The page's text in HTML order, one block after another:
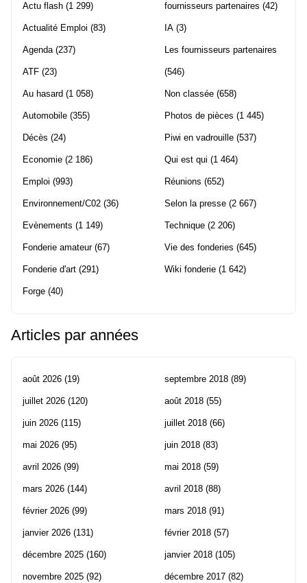
Actu flash (1 299)
Actualité Emploi (83)
Agenda(237)
ATF (23)
Au hasard (1 058)
Automobile (355)
Décès (24)
Economie (2 186)
Emploi (993)
Environnement/C02 (36)
Evènements (1 149)
Fonderie amateur(67)
Fonderie d'art (291)
Forge (40)
fournisseurs partenaires (42)
IA (3)
Les fournisseurs partenaires
(546)
Non classée (658)
Photos de pièces (1 445)
Piwi en vadrouille (537)
Qui est qui (1 464)
Réunions (652)
Selon la presse (2 667)
Technique (2 206)
Vie des fonderies (645)
Wiki fonderie (1 642)
Articles par années
août 2026 (19)
juillet 2026 (120)
juin 2026 (115)
mai 2026 (95)
avril 2026 (99)
mars 2026 (144)
février 2026 (99)
janvier 2026 (131)
décembre 2025 (160)
novembre 2025 (92)
septembre 2018 (89)
août 2018 (55)
juillet 2018 (66)
juin 2018 (83)
mai 2018 (59)
avril 2018 (88)
mars 2018 (91)
février 2018 (57)
janvier 2018 (105)
décembre 2017 (82)